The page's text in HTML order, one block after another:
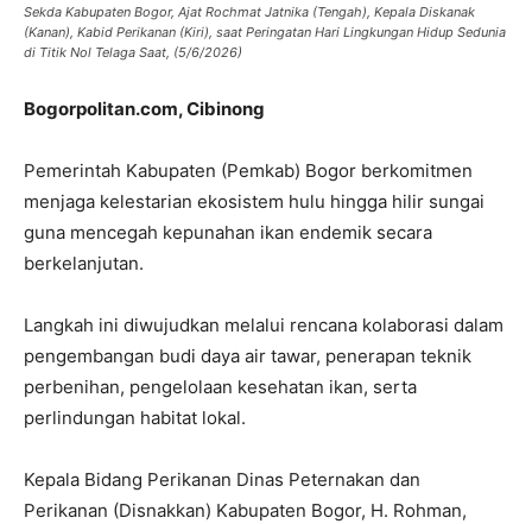
Sekda Kabupaten Bogor, Ajat Rochmat Jatnika (Tengah), Kepala Diskanak
(Kanan), Kabid Perikanan (Kiri), saat Peringatan Hari Lingkungan Hidup Sedunia
di Titik Nol Telaga Saat, (5/6/2026)
Bogorpolitan.com, Cibinong
Pemerintah Kabupaten (Pemkab) Bogor berkomitmen
menjaga kelestarian ekosistem hulu hingga hilir sungai
guna mencegah kepunahan ikan endemik secara
berkelanjutan.
Langkah ini diwujudkan melalui rencana kolaborasi dalam
pengembangan budi daya air tawar, penerapan teknik
perbenihan, pengelolaan kesehatan ikan, serta
perlindungan habitat lokal.
Kepala Bidang Perikanan Dinas Peternakan dan
Perikanan (Disnakkan) Kabupaten Bogor, H. Rohman,